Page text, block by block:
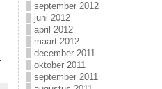
september 2012
juni 2012
april 2012
maart 2012
december 2011
oktober 2011
september 2011